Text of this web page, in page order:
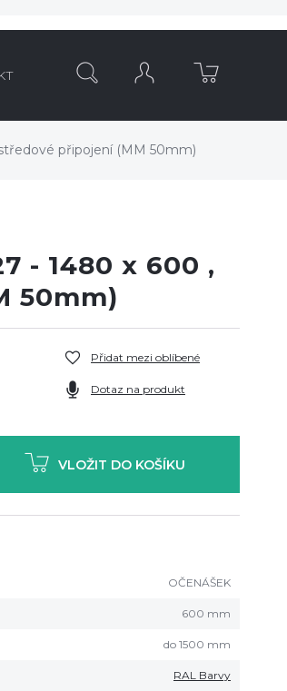
připojení (MM 50mm)
- 1480 x 600 ,
50mm)
Přidat mezi oblíbené
Dotaz na produkt
VLOŽIT DO KOŠÍKU
OČENÁŠEK
600 mm
do 1500 mm
RAL Barvy